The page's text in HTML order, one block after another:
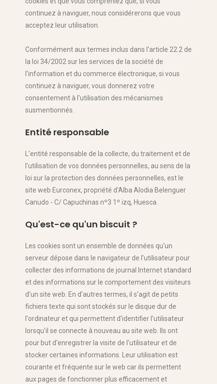
continuez à naviguer, nous considérerons que vous
acceptez leur utilisation.
Conformément aux termes inclus dans l'article 22.2 de
la loi 34/2002 sur les services de la société de
l'information et du commerce électronique, si vous
continuez à naviguer, vous donnerez votre
consentement à l'utilisation des mécanismes
susmentionnés.
Entité responsable
L'entité responsable de la collecte, du traitement et de
l'utilisation de vos données personnelles, au sens de la
loi sur la protection des données personnelles, est le
site web Eurconex, propriété d'Alba Alodia Belenguer
Canudo - C/ Capuchinas nº3 1º izq, Huesca.
Qu'est-ce qu'un biscuit ?
Les cookies sont un ensemble de données qu'un
serveur dépose dans le navigateur de l'utilisateur pour
collecter des informations de journal Internet standard
et des informations sur le comportement des visiteurs
d'un site web. En d'autres termes, il s'agit de petits
fichiers texte qui sont stockés sur le disque dur de
l'ordinateur et qui permettent d'identifier l'utilisateur
lorsqu'il se connecte à nouveau au site web. Ils ont
pour but d'enregistrer la visite de l'utilisateur et de
stocker certaines informations. Leur utilisation est
courante et fréquente sur le web car ils permettent
aux pages de fonctionner plus efficacement et